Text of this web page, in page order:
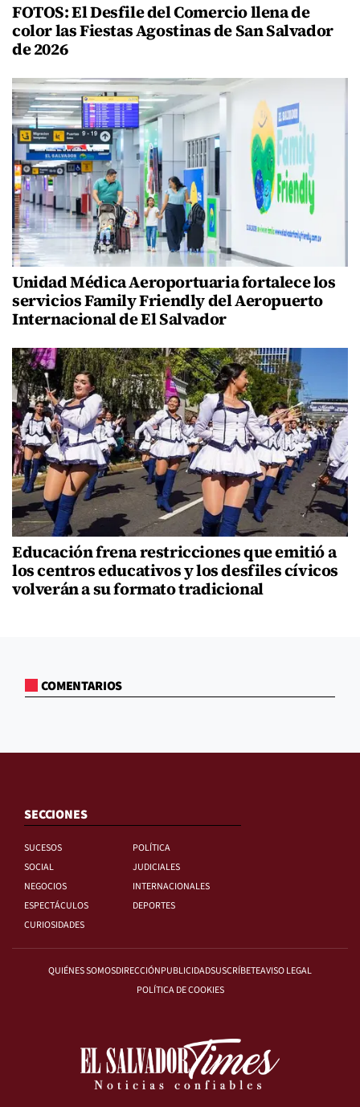
FOTOS: El Desfile del Comercio llena de
color las Fiestas Agostinas de San Salvador
de 2026
Unidad Médica Aeroportuaria fortalece los
servicios Family Friendly del Aeropuerto
Internacional de El Salvador
Educación frena restricciones que emitió a
los centros educativos y los desfiles cívicos
volverán a su formato tradicional
COMENTARIOS
SECCIONES
SUCESOS
POLÍTICA
SOCIAL
JUDICIALES
NEGOCIOS
INTERNACIONALES
ESPECTÁCULOS
DEPORTES
CURIOSIDADES
QUIÉNES SOMOSDIRECCIÓNPUBLICIDADSUSCRÍBETEAVISO LEGAL
POLÍTICA DE COOKIES